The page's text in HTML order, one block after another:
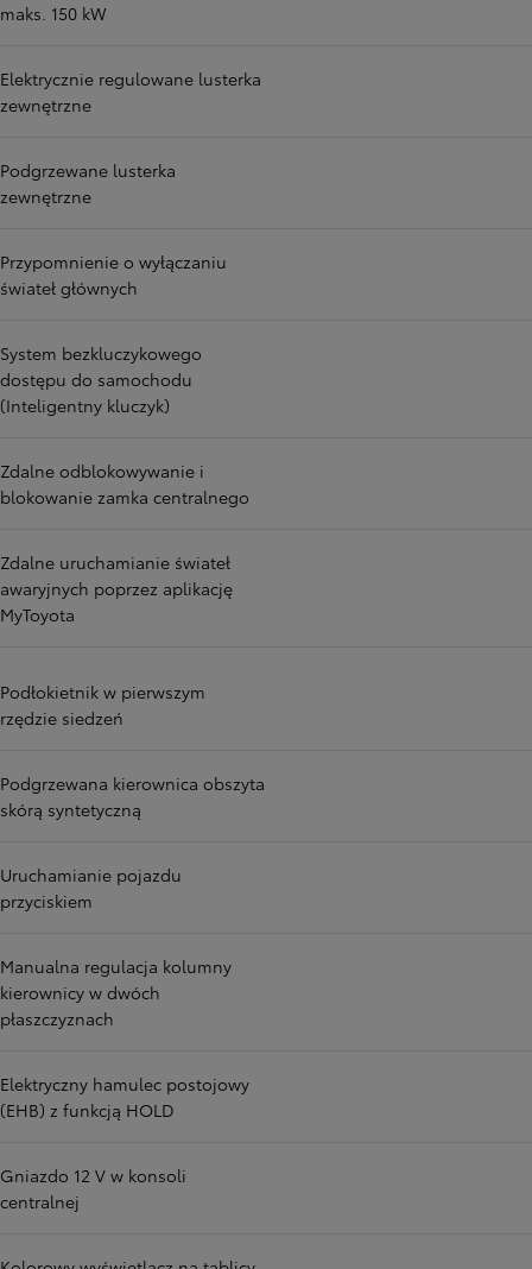
maks. 150 kW
Elektrycznie regulowane lusterka
zewnętrzne
Podgrzewane lusterka
zewnętrzne
Przypomnienie o wyłączaniu
świateł głównych
System bezkluczykowego
dostępu do samochodu
(Inteligentny kluczyk)
Zdalne odblokowywanie i
blokowanie zamka centralnego
Zdalne uruchamianie świateł
awaryjnych poprzez aplikację
MyToyota
Podłokietnik w pierwszym
rzędzie siedzeń
Podgrzewana kierownica obszyta
skórą syntetyczną
Uruchamianie pojazdu
przyciskiem
Manualna regulacja kolumny
kierownicy w dwóch
płaszczyznach
Elektryczny hamulec postojowy
(EHB) z funkcją HOLD
Gniazdo 12 V w konsoli
centralnej